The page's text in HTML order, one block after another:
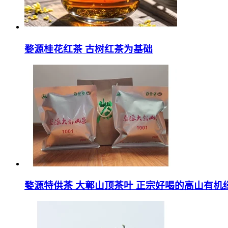
婺源桂花红茶 古树红茶为基础
婺源特供茶 大鄣山顶茶叶 正宗好喝的高山有机